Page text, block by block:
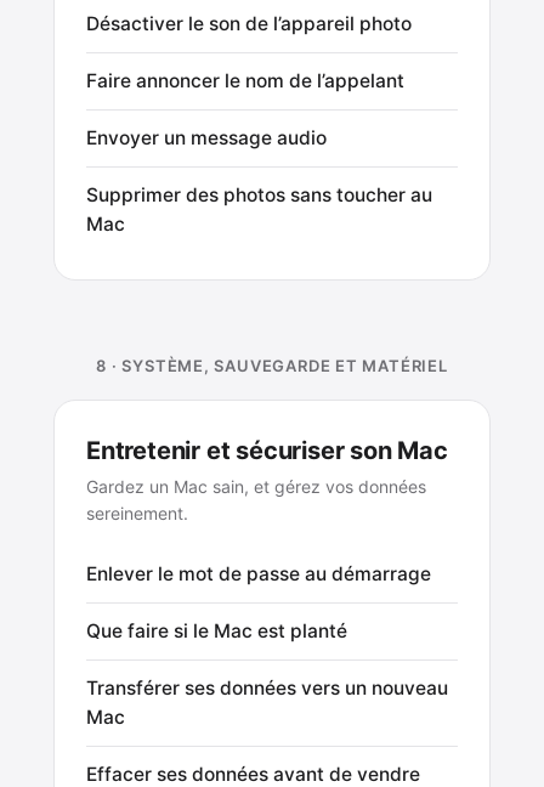
Désactiver le son de l’appareil photo
Faire annoncer le nom de l’appelant
Envoyer un message audio
Supprimer des photos sans toucher au
Mac
8 · SYSTÈME, SAUVEGARDE ET MATÉRIEL
Entretenir et sécuriser son Mac
Gardez un Mac sain, et gérez vos données
sereinement.
Enlever le mot de passe au démarrage
Que faire si le Mac est planté
Transférer ses données vers un nouveau
Mac
Effacer ses données avant de vendre